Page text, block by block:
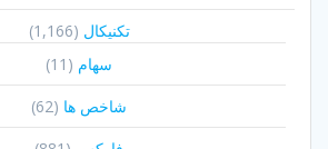
تکنیکال (1,166)
سهام (11)
شاخص ها (62)